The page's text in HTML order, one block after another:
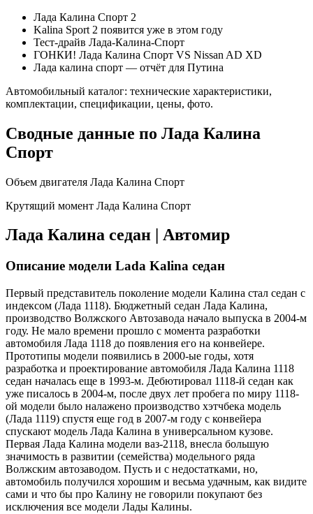
Лада Калина Спорт 2
Kalina Sport 2 появится уже в этом году
Тест-драйв Лада-Калина-Спорт
ГОНКИ! Лада Калина Спорт VS Nissan AD XD
Лада калина спорт — отчёт для Путина
Автомобильный каталог: технические характеристики,
комплектации, спецификации, цены, фото.
Сводные данные по Лада Калина
Спорт
Объем двигателя Лада Калина Спорт
Крутящий момент Лада Калина Спорт
Лада Калина седан | Автомир
Описание модели Lada Kalina седан
Первый представитель поколение модели Калина стал седан с
индексом (Лада 1118). Бюджетный седан Лада Калина,
производство Волжского Автозавода начало выпуска в 2004-м
году. Не мало времени прошло с момента разработки
автомобиля Лада 1118 до появления его на конвейере.
Прототипы модели появились в 2000-ые годы, хотя
разработка и проектирование автомобиля Лада Калина 1118
седан началась еще в 1993-м. Дебютировал 1118-й седан как
уже писалось в 2004-м, после двух лет пробега по миру 1118-
ой модели было налажено производство хэтчбека модель
(Лада 1119) спустя еще год в 2007-м году с конвейера
спускают модель Лада Калина в универсальном кузове.
Первая Лада Калина модели ваз-2118, внесла большую
значимость в развитии (семейства) модельного ряда
Волжским автозаводом. Пусть и с недостатками, но,
автомобиль получился хорошим и весьма удачным, как видите
сами и что бы про Калину не говорили покупают без
исключения все модели Лады Калины.